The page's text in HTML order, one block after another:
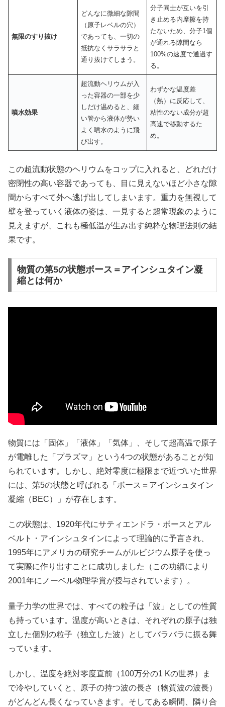
無限のすり抜け
どんなに微細な隙間
（原子レベルの穴）
であっても、一切の
抵抗なくサラサラと
通り抜けてしまう。
分子同士が互いを引
き止める内摩擦を持
たないため、分子1個
が通れる隙間なら
100%の速度で通過す
る。
噴水効果
超流動ヘリウムが入
った容器の一部を少
しだけ温めると、細
い管から液体が勢い
よく噴水のように飛
び出す。
わずかな温度差
（熱）に反応して、
粘性のない成分が超
高速で移動するた
め。
この超流動状態のヘリウムをコップに入れると、どれだけ
密閉性の高い容器であっても、目に見えないほど小さな隙
間からすべて外へ逃げ出してしまいます。重力を無視して
壁を登っていく液体の姿は、一見すると超常現象のように
見えますが、これも極低温が生み出す純粋な物理法則の結
果です。
物質の第5の状態ボース＝アインシュタイン凝
縮とは何か
物質には「固体」「液体」「気体」、そして超高温で原子
が電離した「プラズマ」という4つの状態があることが知
られています。しかし、絶対零度に極限まで近づいた世界
には、第5の状態と呼ばれる「ボース＝アインシュタイン
凝縮（BEC）」が存在します。
この状態は、1920年代にサティエンドラ・ボースとアル
ベルト・アインシュタインによって理論的に予言され、
1995年にアメリカの研究チームがルビジウム原子を使っ
て実際に作り出すことに成功しました（この功績により
2001年にノーベル物理学賞が授与されています）。
量子力学の世界では、すべての粒子は「波」としての性質
も持っています。温度が高いときは、それぞれの原子は独
立した個別の粒子（独立した波）としてバラバラに振る舞
っています。
しかし、温度を絶対零度直前（100万分の1 Kの世界）ま
で冷やしていくと、原子の持つ波の長さ（物質波の波長）
がどんどん長くなっていきます。そしてある瞬間、隣り合